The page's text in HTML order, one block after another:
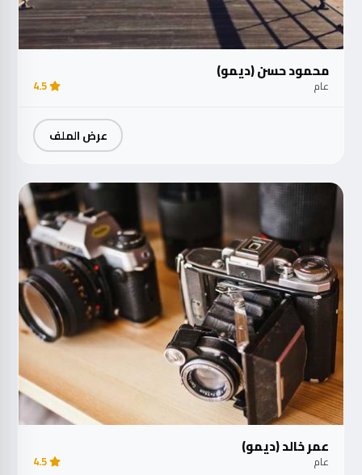
محمود حسن (ديمو)
عام 4.5
عرض الملف
عمر خالد (ديمو)
عام 4.5